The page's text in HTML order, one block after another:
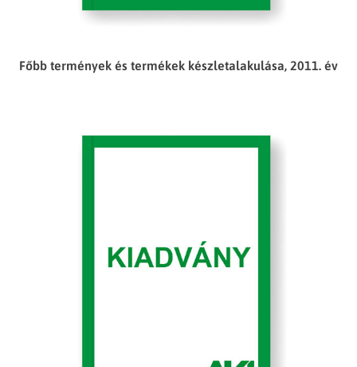
Főbb termények és termékek készletalakulása, 2011. év